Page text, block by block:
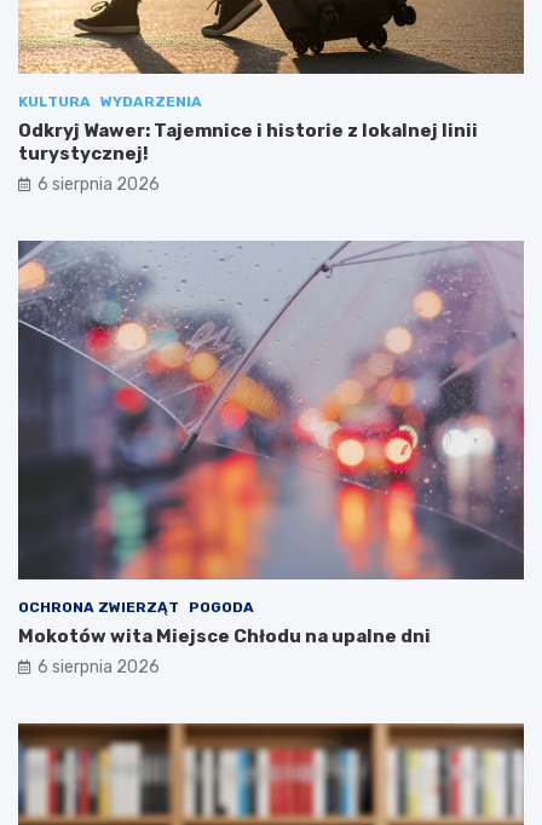
KULTURA WYDARZENIA
Odkryj Wawer: Tajemnice i historie z lokalnej linii
turystycznej!
6 sierpnia 2026
OCHRONA ZWIERZĄT POGODA
Mokotów wita Miejsce Chłodu na upalne dni
6 sierpnia 2026